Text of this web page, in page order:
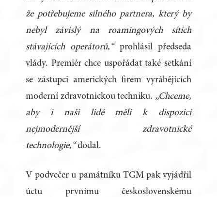
že potřebujeme silného partnera, který by
nebyl závislý na roamingových sítích
stávajících operátorů,“prohlásil předseda
vlády. Premiér chce uspořádat také setkání
se zástupci amerických firem vyrábějících
moderní zdravotnickou techniku. „Chceme,
aby i naši lidé měli k dispozici
nejmodernější zdravotnické
technologie,“dodal.
V podvečer u památníku TGM pak vyjádřil
úctu prvnímu československému